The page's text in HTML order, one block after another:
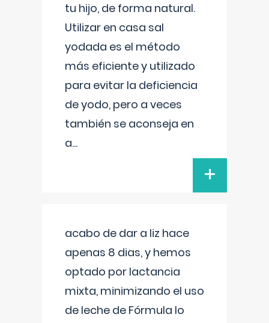
tu hijo, de forma natural.
Utilizar en casa sal
yodada es el método
más eficiente y utilizado
para evitar la deficiencia
de yodo, pero a veces
también se aconseja en
a...
+
acabo de dar a liz hace
apenas 8 dias, y hemos
optado por lactancia
mixta, minimizando el uso
de leche de Fórmula lo